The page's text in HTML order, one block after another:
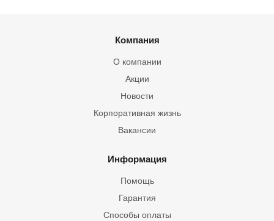
Компания
О компании
Акции
Новости
Корпоративная жизнь
Вакансии
Информация
Помощь
Гарантия
Способы оплаты